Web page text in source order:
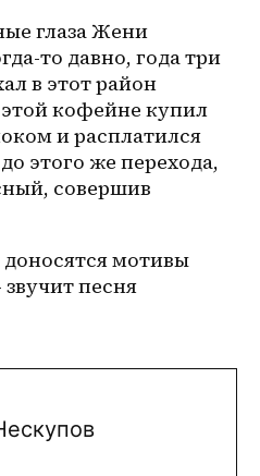
глаза Жени
то давно, года три
в этот район
этой кофейне купил
и расплатился
этого же перехода,
совершив
мотивы
песня